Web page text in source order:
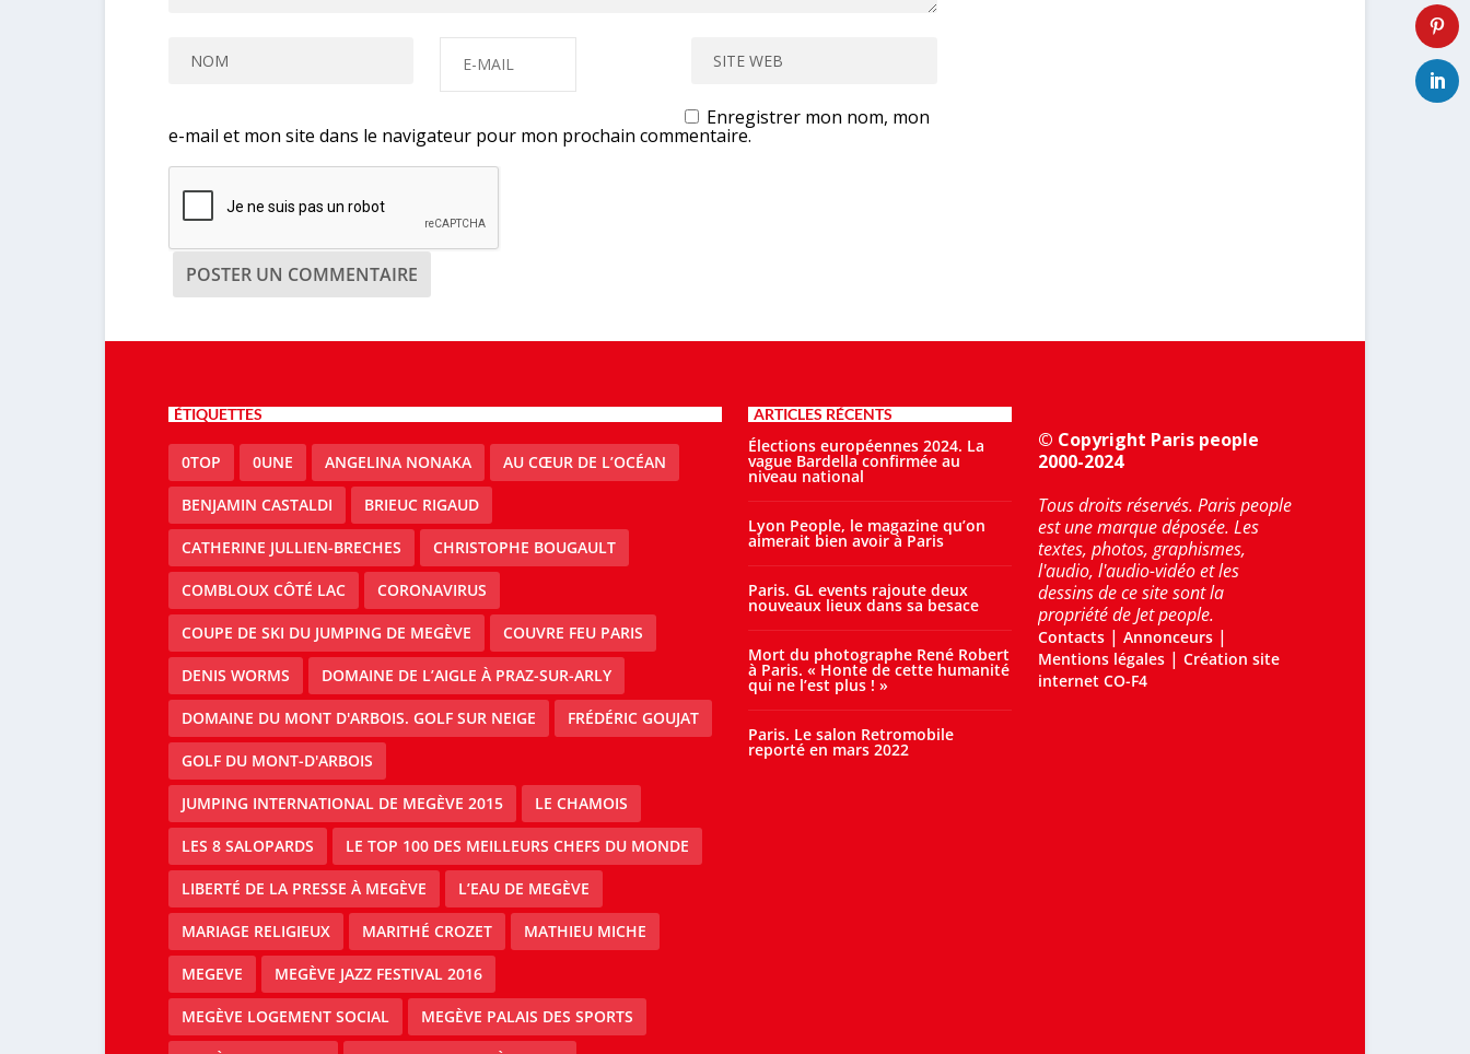
Enregistrer mon nom, mon
e-mail et mon site dans le navigateur pour mon prochain commentaire.
ÉTIQUETTES
0TOP 0UNE ANGELINA NONAKA AU CŒUR DE L’OCÉAN
BENJAMIN CASTALDI BRIEUC RIGAUD
CATHERINE JULLIEN-BRECHES CHRISTOPHE BOUGAULT
COMBLOUX CÔTÉ LAC CORONAVIRUS
COUPE DE SKI DU JUMPING DE MEGÈVE COUVRE FEU PARIS
DENIS WORMS DOMAINE DE L’AIGLE À PRAZ-SUR-ARLY
DOMAINE DU MONT D'ARBOIS. GOLF SUR NEIGE FRÉDÉRIC GOUJAT
GOLF DU MONT-D'ARBOIS
JUMPING INTERNATIONAL DE MEGÈVE 2015 LE CHAMOIS
LES 8 SALOPARDS LE TOP 100 DES MEILLEURS CHEFS DU MONDE
LIBERTÉ DE LA PRESSE À MEGÈVE L’EAU DE MEGÈVE
MARIAGE RELIGIEUX MARITHÉ CROZET MATHIEU MICHE
MEGEVE MEGÈVE JAZZ FESTIVAL 2016
MEGÈVE LOGEMENT SOCIAL MEGÈVE PALAIS DES SPORTS
ARTICLES RÉCENTS
Élections européennes 2024. La
vague Bardella confirmée au
niveau national
Lyon People, le magazine qu’on
aimerait bien avoir à Paris
Paris. GL events rajoute deux
nouveaux lieux dans sa besace
Mort du photographe René Robert
à Paris. « Honte de cette humanité
qui ne l’est plus ! »
Paris. Le salon Retromobile
reporté en mars 2022
© Copyright Paris people
2000-2024
Tous droits réservés. Paris people
est une marque déposée. Les
textes, photos, graphismes,
l'audio, l'audio-vidéo et les
dessins de ce site sont la
propriété de Jet people.
Contacts |Annonceurs |
Mentions légales |Création site
internet CO-F4